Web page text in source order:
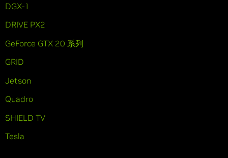
DGX-1
DRIVE PX2
GeForce GTX 20 系列
GRID
Jetson
Quadro
SHIELD TV
Tesla